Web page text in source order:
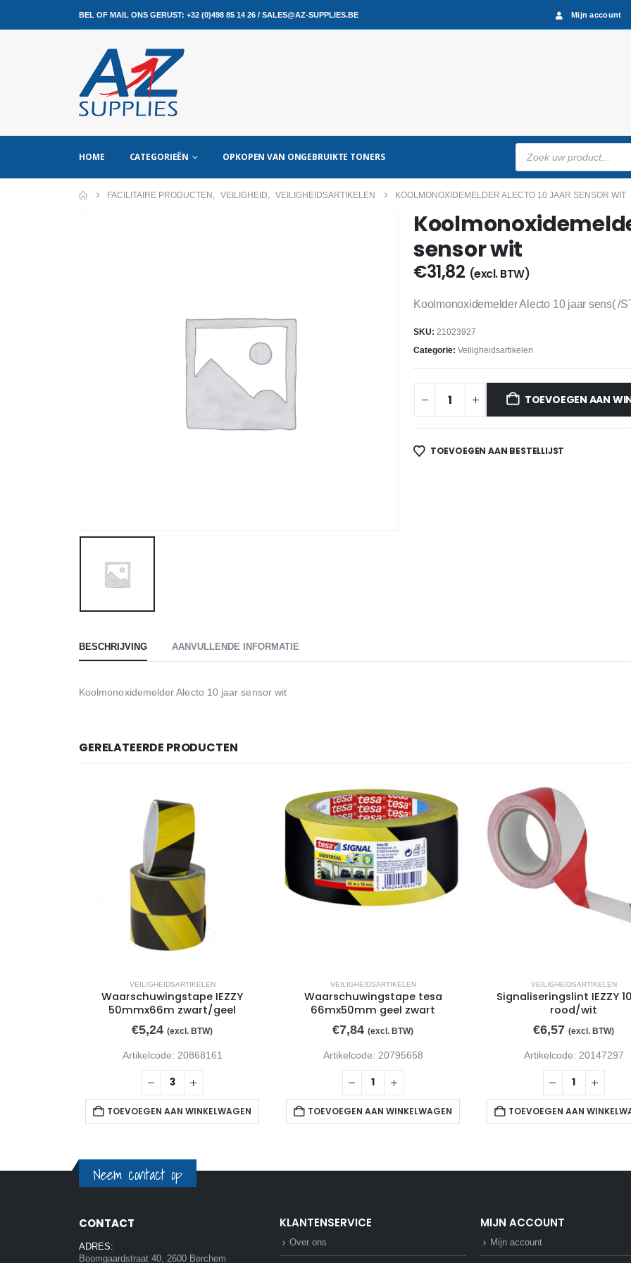
BEL OF MAIL ONS GERUST: +32 (0)498 85 14 26 / SALES@AZ-SUPPLIES.BE Mijn account
HOME CATEGORIEËN OPKOPEN VAN ONGEBRUIKTE TONERS
Producten
zoeken
FACILITAIRE PRODUCTEN , VEILIGHEID, VEILIGHEIDSARTIKELEN KOOLMONOXIDEMELDER ALECTO 10 JAAR SENSOR WIT
sensor wit
€31,82 (excl. BTW)
Koolmonoxidemelder Alecto 10 jaar sens( /
SKU: 21023927
Categorie: Veiligheidsartikelen
TOEVOEGEN AAN
TOEVOEGEN AAN BESTELLIJST
BESCHRIJVING AANVULLENDE INFORMATIE
Koolmonoxidemelder Alecto 10 jaar sensor wit
GERELATEERDE PRODUCTEN
VEILIGHEIDSARTIKELEN
Waarschuwingstape IEZZY
50mmx66m zwart/geel
€5,24 (excl. BTW)
Artikelcode: 20868161
TOEVOEGEN AAN WINKELWAGEN
VEILIGHEIDSARTIKELEN
Waarschuwingstape tesa
66mx50mm geel zwart
€7,84 (excl. BTW)
Artikelcode: 20795658
TOEVOEGEN AAN WINKELWAGEN
VEILIGHEIDSARTIKELEN
Signaliseringslint IEZZY
rood/wit
€6,57 (excl. BTW)
Artikelcode: 20147297
TOEVOEGEN AAN
Neem contact op
CONTACT
ADRES:
Boomgaardstraat 40, 2600 Berchem
KLANTENSERVICE
Over ons
MIJN ACCOUNT
Mijn account